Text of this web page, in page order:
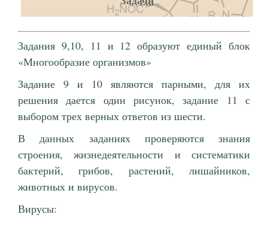
Задания 9,10, 11 и 12 образуют единый блок
«Многообразие организмов»
Задание 9 и 10 являются парными, для их
решения дается один рисунок, задание 11 с
выбором трех верных ответов из шести.
В данных заданиях проверяются знания
строения, жизнедеятельности и систематики
бактерий, грибов, растений, лишайников,
животных и вирусов.
Вирусы: